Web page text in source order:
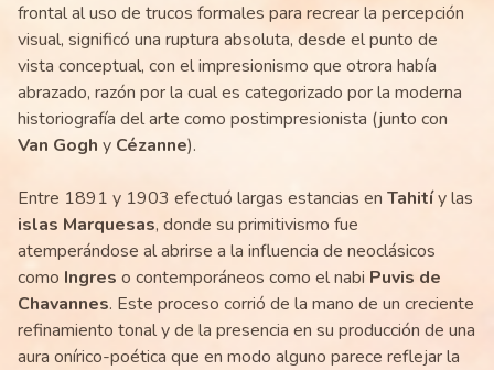
frontal al uso de trucos formales para recrear la percepción
visual, significó una ruptura absoluta, desde el punto de
vista conceptual, con el impresionismo que otrora había
abrazado, razón por la cual es categorizado por la moderna
historiografía del arte como postimpresionista (junto con
Van Gogh y Cézanne).
Entre 1891 y 1903 efectuó largas estancias en Tahitíy las
islas Marquesas, donde su primitivismo fue
atemperándose al abrirse a la influencia de neoclásicos
como Ingres o contemporáneos como el nabi Puvis de
Chavannes. Este proceso corrió de la mano de un creciente
refinamiento tonal y de la presencia en su producción de una
aura onírico-poética que en modo alguno parece reflejar la